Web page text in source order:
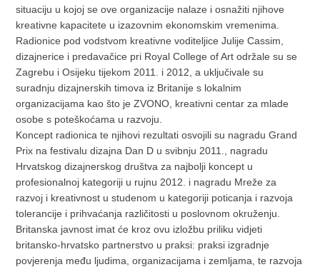
situaciju u kojoj se ove organizacije nalaze i osnažiti njihove
kreativne kapacitete u izazovnim ekonomskim vremenima.
Radionice pod vodstvom kreativne voditeljice Julije Cassim,
dizajnerice i predavačice pri Royal College of Art održale su se
Zagrebu i Osijeku tijekom 2011. i 2012, a uključivale su
suradnju dizajnerskih timova iz Britanije s lokalnim
organizacijama kao što je ZVONO, kreativni centar za mlade
osobe s poteškoćama u razvoju.
Koncept radionica te njihovi rezultati osvojili su nagradu Grand
Prix na festivalu dizajna Dan D u svibnju 2011., nagradu
Hrvatskog dizajnerskog društva za najbolji koncept u
profesionalnoj kategoriji u rujnu 2012. i nagradu Mreže za
razvoj i kreativnost u studenom u kategoriji poticanja i razvoja
tolerancije i prihvaćanja različitosti u poslovnom okruženju.
Britanska javnost imat će kroz ovu izložbu priliku vidjeti
britansko-hrvatsko partnerstvo u praksi: praksi izgradnje
povjerenja među ljudima, organizacijama i zemljama, te razvoja